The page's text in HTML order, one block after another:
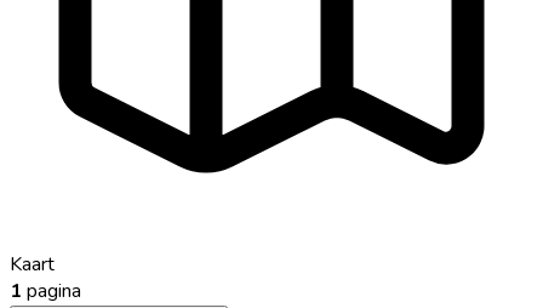
Kaart
1 pagina